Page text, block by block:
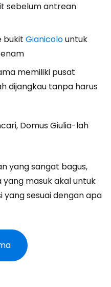
sebelum antrean
bukit Gianicolountuk
memiliki pusat
dijangkau tanpa harus
Domus Giulia-lah
yang sangat bagus,
masuk akal untuk
yang sesuai dengan apa